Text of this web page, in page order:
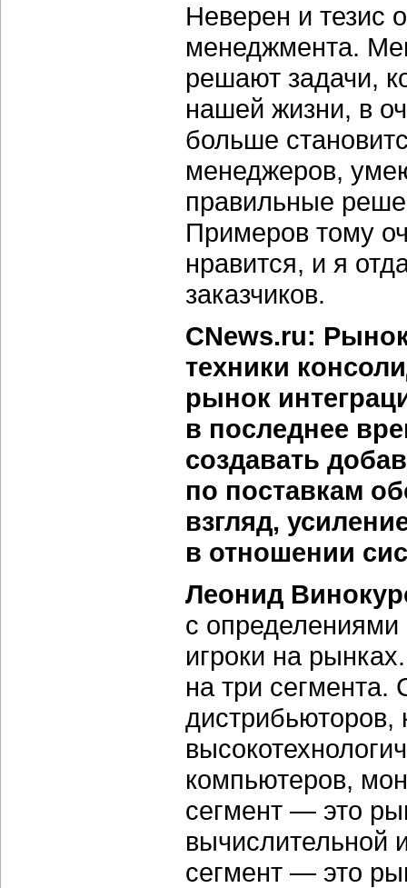
Неверен и тезис
менеджмента.
решают задачи,
нашей жизни, в
больше
менеджеров,
правильные
Примеров тому
нравится, и я
заказчиков.
CNews.ru:
техники
рынок
в последнее
создавать
по поставкам
взгляд,
в отношении
Леонид
с определениями
игроки на
на три
дистрибьюторов,
компьютеров,
сегмент — это
вычислительной
сегмент — это